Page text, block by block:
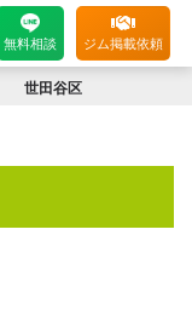
無料相談 ジム掲載依頼
世田谷区